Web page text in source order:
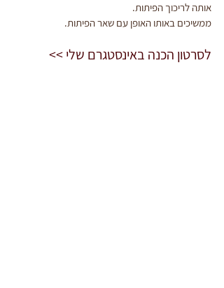
אותה לריכוך הפיתות.
ממשיכים באותו האופן עם שאר הפיתות.
לסרטון הכנה באינסטגרם שלי >>